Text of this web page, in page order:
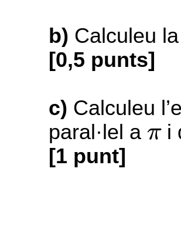
b) Calculeu
[0,5 punts]
c) Calculeu
paral·lel a π
πi
[1 punt]